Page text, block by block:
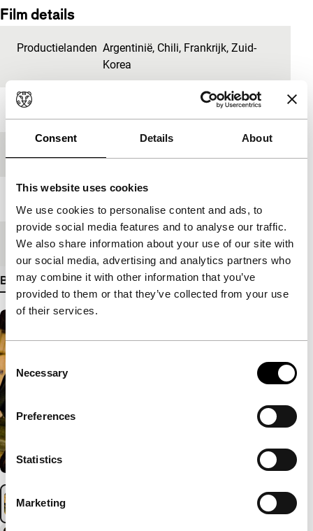
Consent Details About
This website uses cookies
We use cookies to personalise content and ads, to
provide social media features and to analyse our traffic.
We also share information about your use of our site with
our social media, advertising and analytics partners who
may combine it with other information that you’ve
provided to them or that they’ve collected from your use
of their services.
Consent
Selection
Necessary
Preferences
Statistics
Marketing
Film details
Productielanden Argentinië, Chili, Frankrijk, Zuid-
Korea
Jaar
Festivaleditie IFFR 2011
Medium/Formaat35mm
Bekijk meer details